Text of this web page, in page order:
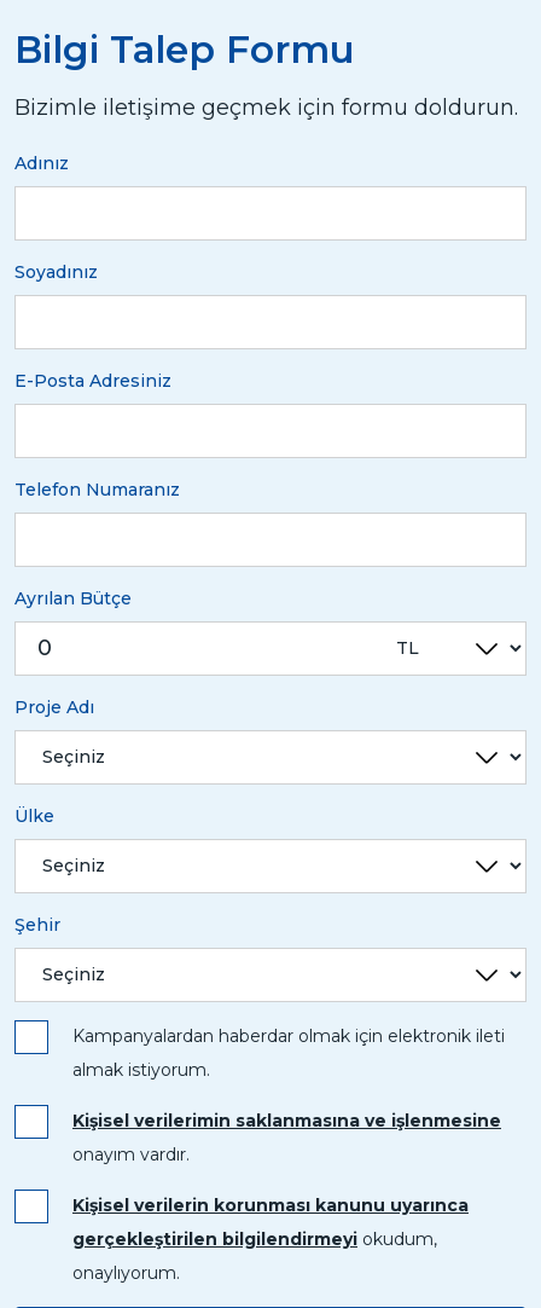
Bilgi Talep Formu
Bizimle iletişime geçmek için formu doldurun.
Adınız
Soyadınız
E-Posta Adresiniz
Telefon Numaranız
Ayrılan Bütçe
Proje Adı
Ülke
Şehir
Kampanyalardan haberdar olmak için elektronik ileti
almak istiyorum.
Kişisel verilerimin saklanmasına ve işlenmesine
onayım vardır.
Kişisel verilerin korunması kanunu uyarınca
gerçekleştirilen bilgilendirmeyi okudum,
onaylıyorum.